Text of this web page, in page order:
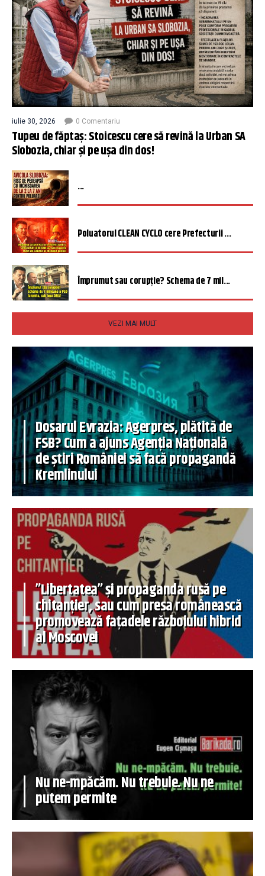
iulie 30, 2026 0 Comentariu
Tupeu de făptaș: Stoicescu cere să revină la Urban SA
Slobozia, chiar și pe ușa din dos!
...
Poluatorul CLEAN CYCLO cere Prefecturii ...
Împrumut sau corupție? Schema de 7 mil...
VEZI MAI MULT
Dosarul Evrazia: Agerpres, plătită de
FSB? Cum a ajuns Agenția Națională
de știri României să facă propagandă
Kremlinului
”Libertatea” și propaganda rusă pe
chitanțier, sau cum presa românească
promovează fațadele războiului hibrid
al Moscovei
Nu ne-mpăcăm. Nu trebuie. Nu ne
putem permite